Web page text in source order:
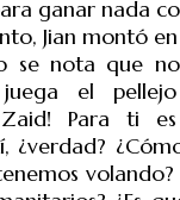
ganar nada
Jian montó
se nota que
el
Para ti
¿verdad?